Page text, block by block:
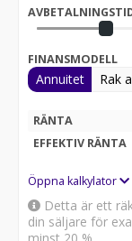
FINANSMODELL
Annuitet Rak
RÄNTA
EFFEKTIV RÄNTA
Öppna kalkylator
Detta är ett
din säljare för
minst 20 %.